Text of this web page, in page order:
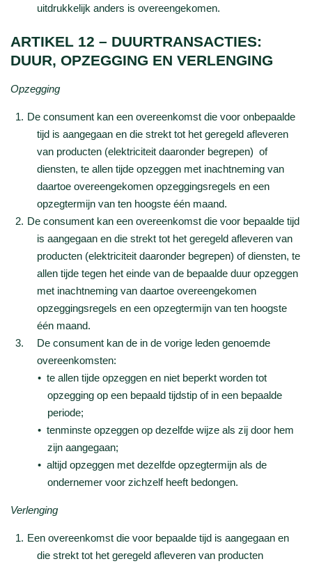
uitdrukkelijk anders is overeengekomen.
ARTIKEL 12 – DUURTRANSACTIES:
DUUR, OPZEGGING EN VERLENGING
Opzegging
De consument kan een overeenkomst die voor onbepaalde
tijd is aangegaan en die strekt tot het geregeld afleveren
van producten (elektriciteit daaronder begrepen) of
diensten, te allen tijde opzeggen met inachtneming van
daartoe overeengekomen opzeggingsregels en een
opzegtermijn van ten hoogste één maand.
De consument kan een overeenkomst die voor bepaalde tijd
is aangegaan en die strekt tot het geregeld afleveren van
producten (elektriciteit daaronder begrepen) of diensten, te
allen tijde tegen het einde van de bepaalde duur opzeggen
met inachtneming van daartoe overeengekomen
opzeggingsregels en een opzegtermijn van ten hoogste
één maand.
De consument kan de in de vorige leden genoemde
overeenkomsten:
te allen tijde opzeggen en niet beperkt worden tot
opzegging op een bepaald tijdstip of in een bepaalde
periode;
tenminste opzeggen op dezelfde wijze als zij door hem
zijn aangegaan;
altijd opzeggen met dezelfde opzegtermijn als de
ondernemer voor zichzelf heeft bedongen.
Verlenging
Een overeenkomst die voor bepaalde tijd is aangegaan en
die strekt tot het geregeld afleveren van producten